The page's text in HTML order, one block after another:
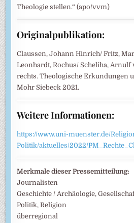
Theologie stellen.“ (apo/vvm)
Originalpublikation:
Claussen, Johann Hinrich/ Fritz,
Leonhardt, Rochus/ Scheliha,
rechts. Theologische Erkundungen
Mohr Siebeck 2021.
Weitere Informationen:
https://www.uni-muenster.de/
Politik/aktuelles/2022/
Merkmale dieser Pressemitteilung:
Journalisten
Geschichte / Archäologie,
Politik, Religion
überregional